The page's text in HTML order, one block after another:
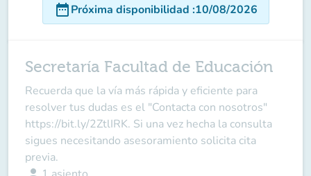
date_rangePróxima disponibilidad :10/08/2026
Secretaría Facultad de Educación
Recuerda que la vía más rápida y eficiente para
resolver tus dudas es el "Contacta con nosotros"
https://bit.ly/2ZtlIRK. Si una vez hecha la consulta
sigues necesitando asesoramiento solicita cita
previa.